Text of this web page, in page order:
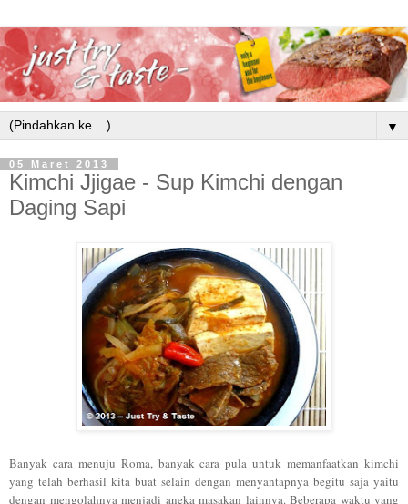
▼
05 Maret 2013
Kimchi Jjigae - Sup Kimchi dengan
Daging Sapi
Banyak cara menuju Roma, banyak cara pula untuk memanfaatkan kimchi
yang telah berhasil kita buat selain dengan menyantapnya begitu saja yaitu
dengan mengolahnya menjadi aneka masakan lainnya. Beberapa waktu yang